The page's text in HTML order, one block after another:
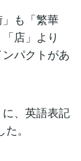
も「繁華
店」より
パクトがあ
、英語表記
。